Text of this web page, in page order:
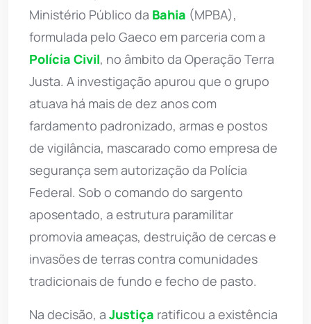
Ministério Público da Bahia (MPBA),
formulada pelo Gaeco em parceria com a
Polícia Civil, no âmbito da Operação Terra
Justa. A investigação apurou que o grupo
atuava há mais de dez anos com
fardamento padronizado, armas e postos
de vigilância, mascarado como empresa de
segurança sem autorização da Polícia
Federal. Sob o comando do sargento
aposentado, a estrutura paramilitar
promovia ameaças, destruição de cercas e
invasões de terras contra comunidades
tradicionais de fundo e fecho de pasto.
Na decisão, a Justiça ratificou a existência